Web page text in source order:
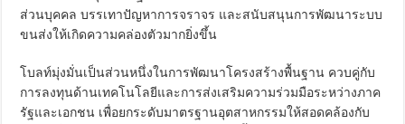
ส่วนบุคคล บรรเทาปัญหาการจราจร และสนับสนุนการพัฒนาระบบ
ขนส่งให้เกิดความคล่องตัวมากยิ่งขึ้น
โบลท์มุ่งมั่นเป็นส่วนหนึ่งในการพัฒนาโครงสร้างพื้นฐาน ควบคู่กับ
การลงทุนด้านเทคโนโลยีและการส่งเสริมความร่วมมือระหว่างภาค
รัฐและเอกชน เพื่อยกระดับมาตรฐานอุตสาหกรรมให้สอดคล้องกับ